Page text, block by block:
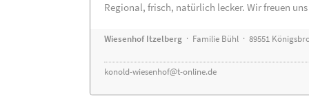
Regional, frisch, natürlich lecker. Wir freuen
Wiesenhof Itzelberg · Familie Bühl · 89551
konold-wiesenhof@t-online.de